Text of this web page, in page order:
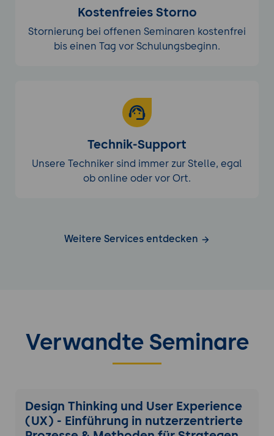
Kostenfreies Storno
Stornierung bei offenen Seminaren kostenfrei
bis einen Tag vor Schulungsbeginn.
Technik-Support
Unsere Techniker sind immer zur Stelle, egal
ob online oder vor Ort.
Weitere Services entdecken
Verwandte Seminare
Design Thinking und User Experience
(UX) - Einführung in nutzerzentrierte